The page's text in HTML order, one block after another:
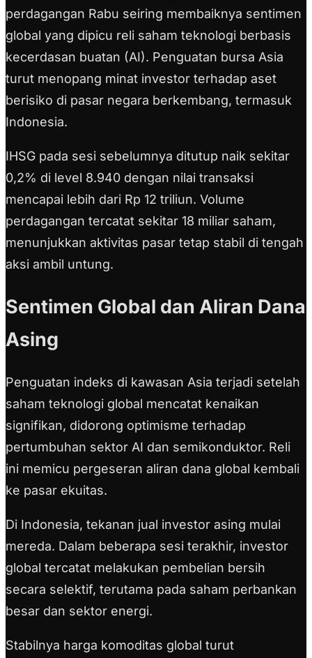
perdagangan Rabu seiring membaiknya sentimen
global yang dipicu reli saham teknologi berbasis
kecerdasan buatan (AI). Penguatan bursa Asia
turut menopang minat investor terhadap aset
berisiko di pasar negara berkembang, termasuk
Indonesia.
IHSG pada sesi sebelumnya ditutup naik sekitar
0,2% di level 8.940 dengan nilai transaksi
mencapai lebih dari Rp 12 triliun. Volume
perdagangan tercatat sekitar 18 miliar saham,
menunjukkan aktivitas pasar tetap stabil di tengah
aksi ambil untung.
Sentimen Global dan Aliran Dana
Asing
Penguatan indeks di kawasan Asia terjadi setelah
saham teknologi global mencatat kenaikan
signifikan, didorong optimisme terhadap
pertumbuhan sektor AI dan semikonduktor. Reli
ini memicu pergeseran aliran dana global kembali
ke pasar ekuitas.
Di Indonesia, tekanan jual investor asing mulai
mereda. Dalam beberapa sesi terakhir, investor
global tercatat melakukan pembelian bersih
secara selektif, terutama pada saham perbankan
besar dan sektor energi.
Stabilnya harga komoditas global turut